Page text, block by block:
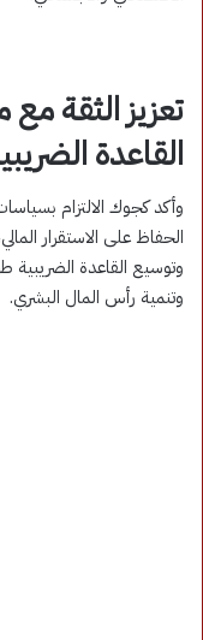
تعزيز الثقة
القاعدة
وأكد كجوك الالتزام
الحفاظ على الاستقرار
وتوسيع القاعدة الضريبية
وتنمية رأس المال البشري.